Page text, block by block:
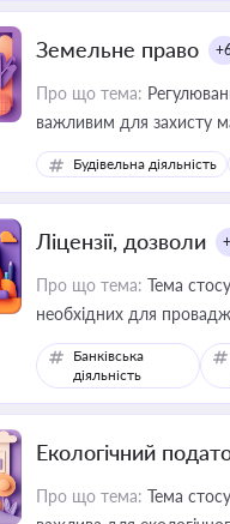
Земельне право
Про що тема:
важливим для захисту
ресурсами
Будівельна діяльність
Ліцензії, дозволи
Про що тема: Тема
необхідних для
Банківська
діяльність
Екологічний
Про що тема: Тема